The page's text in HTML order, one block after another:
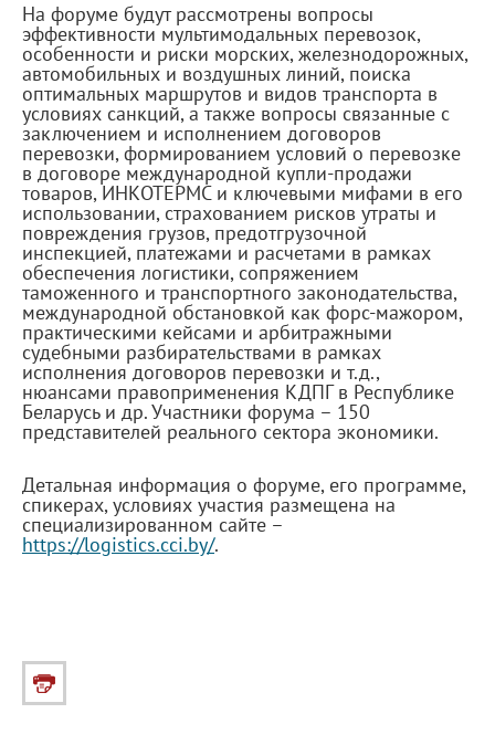
На форуме будут рассмотрены вопросы
эффективности мультимодальных перевозок,
особенности и риски морских, железнодорожных,
автомобильных и воздушных линий, поиска
оптимальных маршрутов и видов транспорта в
условиях санкций, а также вопросы связанные с
заключением и исполнением договоров
перевозки, формированием условий о перевозке
в договоре международной купли-продажи
товаров, ИНКОТЕРМС и ключевыми мифами в его
использовании, страхованием рисков утраты и
повреждения грузов, предотгрузочной
инспекцией, платежами и расчетами в рамках
обеспечения логистики, сопряжением
таможенного и транспортного законодательства,
международной обстановкой как форс-мажором,
практическими кейсами и арбитражными
судебными разбирательствами в рамках
исполнения договоров перевозки и т.д.,
нюансами правоприменения КДПГ в Республике
Беларусь и др. Участники форума – 150
представителей реального сектора экономики.
Детальная информация о форуме, его программе,
спикерах, условиях участия размещена на
специализированном сайте –
https://logistics.cci.by/.